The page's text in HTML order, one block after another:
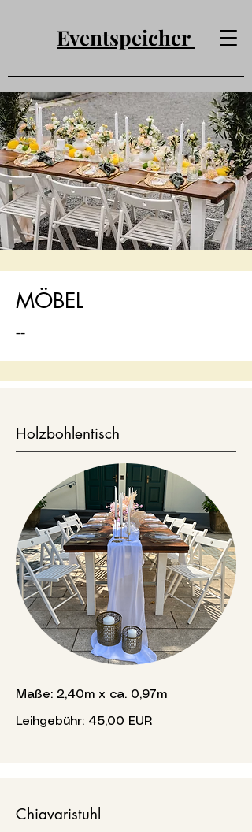
Eventspeicher
MÖBEL
--
Holzbohlentisch
Maße: 2,40m x ca. 0,97m
Leihgebühr: 45,00 EUR
Chiavaristuhl